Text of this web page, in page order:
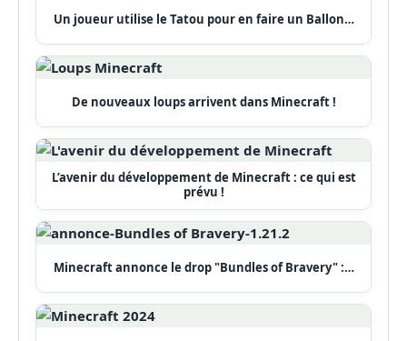
Un joueur utilise le Tatou pour en faire un Ballon…
De nouveaux loups arrivent dans Minecraft !
L’avenir du développement de Minecraft : ce qui est
prévu !
Minecraft annonce le drop "Bundles of Bravery" :…